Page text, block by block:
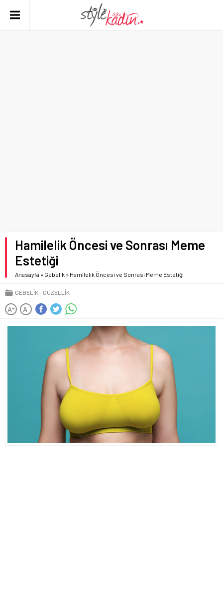
Hamilelik Öncesi ve Sonrası Meme
Estetiği
Anasayfa » Gebelik » Hamilelik Öncesi ve Sonrası Meme Estetiği
GEBELIK GÜZELLIK
A+ A-